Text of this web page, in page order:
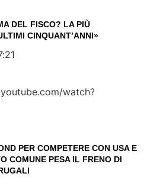
DEL FISCO? LA PIÙ
CINQUANT’ANNI»
watch?
PER COMPETERE CON USA E
COMUNE PESA IL FRENO DI